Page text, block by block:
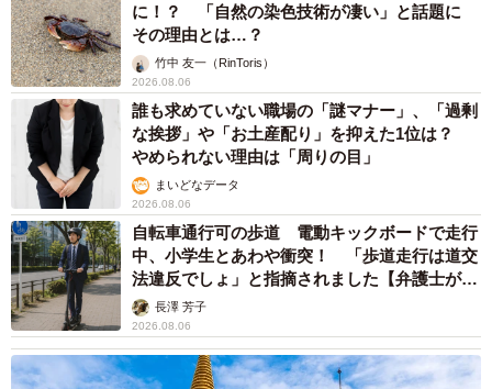
に！？ 「自然の染色技術が凄い」と話題に
その理由とは…？
竹中 友一（RinToris）
2026.08.06
誰も求めていない職場の「謎マナー」、「過剰
な挨拶」や「お土産配り」を抑えた1位は？
やめられない理由は「周りの目」
まいどなデータ
2026.08.06
自転車通行可の歩道 電動キックボードで走行
中、小学生とあわや衝突！ 「歩道走行は道交
法違反でしょ」と指摘されました【弁護士が解
説】長澤 芳子
2026.08.06